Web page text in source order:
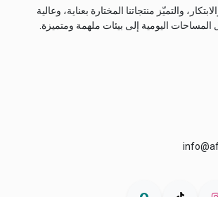
والتميّز منتجاتنا المختارة بعناية، وعالية
اليومية إلى بيئات ملهمة ومتميزة.